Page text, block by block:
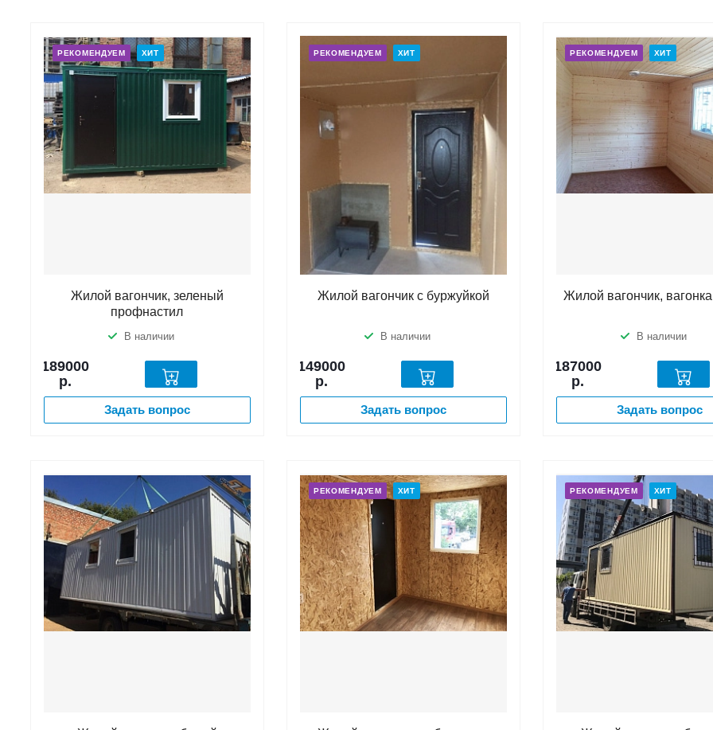
РЕКОМЕНДУЕМ ХИТ
Жилой вагончик, зеленый
профнастил
В наличии
189000
р.
Задать вопрос
РЕКОМЕНДУЕМ ХИТ
Жилой вагончик с буржуйкой
В наличии
149000
р.
Задать вопрос
РЕКОМЕНДУЕМ ХИТ
Жилой вагончик,
В наличии
187000
р.
Задать вопрос
РЕКОМЕНДУЕМ ХИТ РЕКОМЕНДУЕМ ХИТ